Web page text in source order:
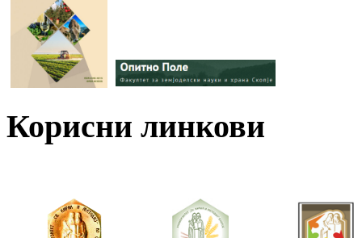
Корисни линкови